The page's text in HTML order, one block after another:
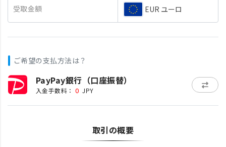
受取金額 EUR ユーロ
ご希望の支払方法は？
PayPay銀行（口座振替）
入金手数料： 0 JPY
取引の概要